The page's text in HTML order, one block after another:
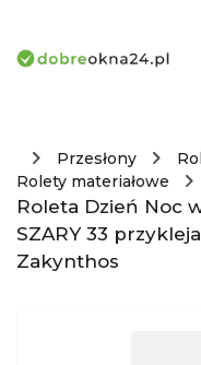
Przesłony
Rolety materiałowe
Roleta Dzień Noc
SZARY 33
Zakynthos